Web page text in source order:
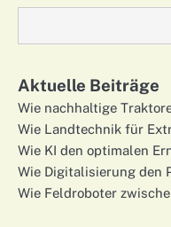
Aktuelle Beiträge
Wie nachhaltige
Wie Landtechnik für
Wie KI den optimalen
Wie Digitalisierung den
Wie Feldroboter